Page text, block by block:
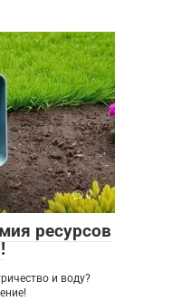
0
ресурсов
и воду?